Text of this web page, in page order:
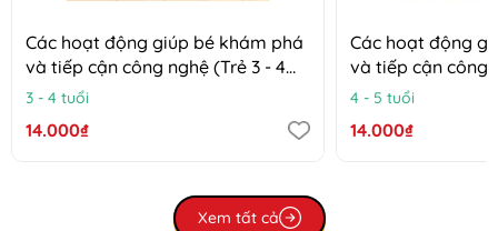
Các hoạt động giúp bé khám phá
và tiếp cận công nghệ (Trẻ 3 - 4
tuổi)
3 - 4 tuổi
14.000₫
Các hoạt động
và tiếp cận công
tuổi)
4 - 5 tuổi
14.000₫
Xem tất cả